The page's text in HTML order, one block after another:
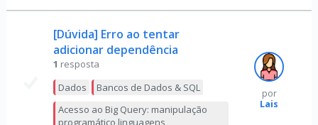
[Dúvida] Erro ao tentar
adicionar dependência
1 resposta
Dados
Bancos de Dados & SQL
Acesso ao Big Query: manipulação
programático linguagens
por
Lais